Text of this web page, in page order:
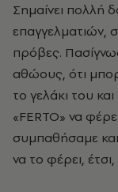
Σημαίνει πολλή
επαγγελματιών,
πρόβες.
αθώους, ότι
το γελάκι του
«FERTO» να
συμπαθήσαμε
να το φέρει, έτσι,